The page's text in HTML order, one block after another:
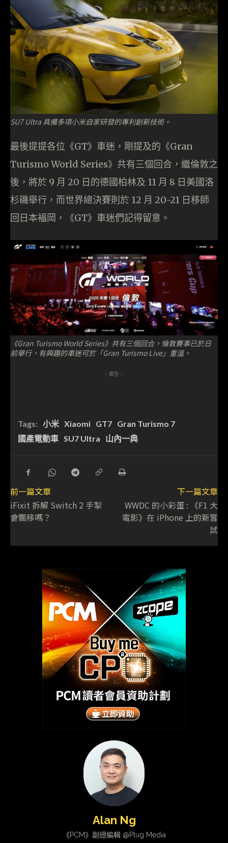
SU7 Ultra 具備多項小米自家研發的專利創新技術。
最後提提各位《GT》車迷，剛提及的《Gran
Turismo World Series》共有三個回合，繼倫敦之
後，將於 9 月 20 日的德國柏林及 11 月 8 日美國洛
杉磯舉行，而世界總決賽則於 12 月 20-21 日移師
回日本褔岡，《GT》車迷們記得留意。
《Gran Turismo World Series》共有三個回合，倫敦賽事已於日
前舉行，有興趣的車迷可於「Gran Turismo Live」重溫。
- 廣告 -
Tags: 小米 Xiaomi GT7 Gran Turismo 7
國產電動車 SU7 Ultra 山內一典
前一篇文章
iFixit 拆解 Switch 2 手掣
會飄移嗎？
下一篇文章
WWDC 的小彩蛋 : 《F1 大
電影》在 iPhone 上的新嘗
試
Alan Ng
《PCM》副總編輯 @Plug Media